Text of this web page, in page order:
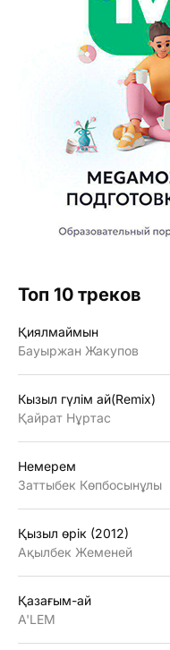
Топ 10 треков
Қиялмаймын
Бауыржан Жакупов
Кызыл гүлiм ай(Remix)
Қайрат Нұртас
Немерем
Заттыбек Көпбосынұлы
Қызыл өрiк (2012)
Ақылбек Жеменей
Қазағым-ай
A'LEM